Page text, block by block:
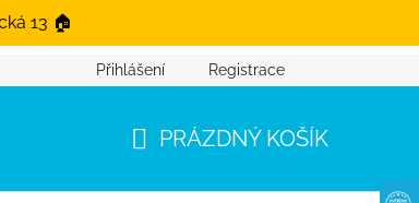
13 🏠
Přihlášení Registrace
PRÁZDNÝ KOŠÍK